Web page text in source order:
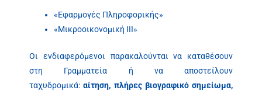
«Εφαρμογές Πληροφορικής»
«Μικροοικονομική ΙΙΙ»
Οι ενδιαφερόμενοι παρακαλούνται να καταθέσουν
στη Γραμματεία ή να αποστείλουν
ταχυδρομικά:αίτηση, πλήρες βιογραφικό σημείωμα,